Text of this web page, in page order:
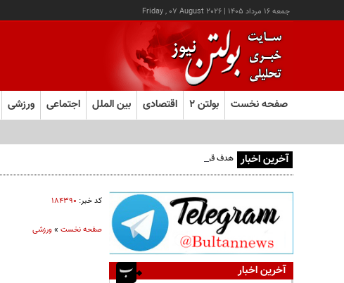
جمعه ۱۶ مرداد ۱۴۰۵ |
Friday , 07 August 2026
صفحه نخست بولتن ۲ اقتصادی بین الملل اجتماعی ورزشی
آخرین اخبار هدف قرار گرفتن اتاق‌ فرماندهی مزدوران عربستان در یمن
کد خبر: ۱۸۴۳۹۰
صفحه نخست»ورزشی
آخرین اخبار